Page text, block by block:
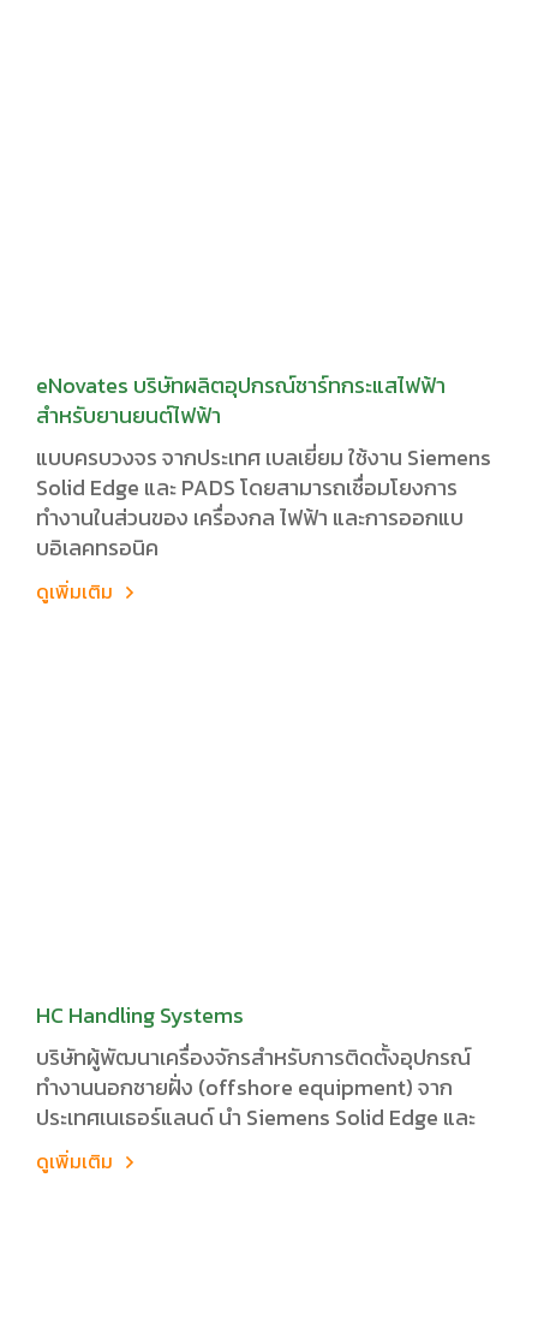
eNovates บริษัทผลิตอุปกรณ์ชาร์ทกระแสไฟฟ้า
สำหรับยานยนต์ไฟฟ้า
แบบครบวงจร จากประเทศ เบลเยี่ยม ใช้งาน Siemens
Solid Edge และ PADS โดยสามารถเชื่อมโยงการ
ทำงานในส่วนของ เครื่องกล ไฟฟ้า และการออกแบ
บอิเลคทรอนิค
ดูเพิ่มเติม
HC Handling Systems
บริษัทผู้พัฒนาเครื่องจักรสำหรับการติดตั้งอุปกรณ์
ทำงานนอกชายฝั่ง (offshore equipment) จาก
ประเทศเนเธอร์แลนด์ นำ Siemens Solid Edge และ
ดูเพิ่มเติม